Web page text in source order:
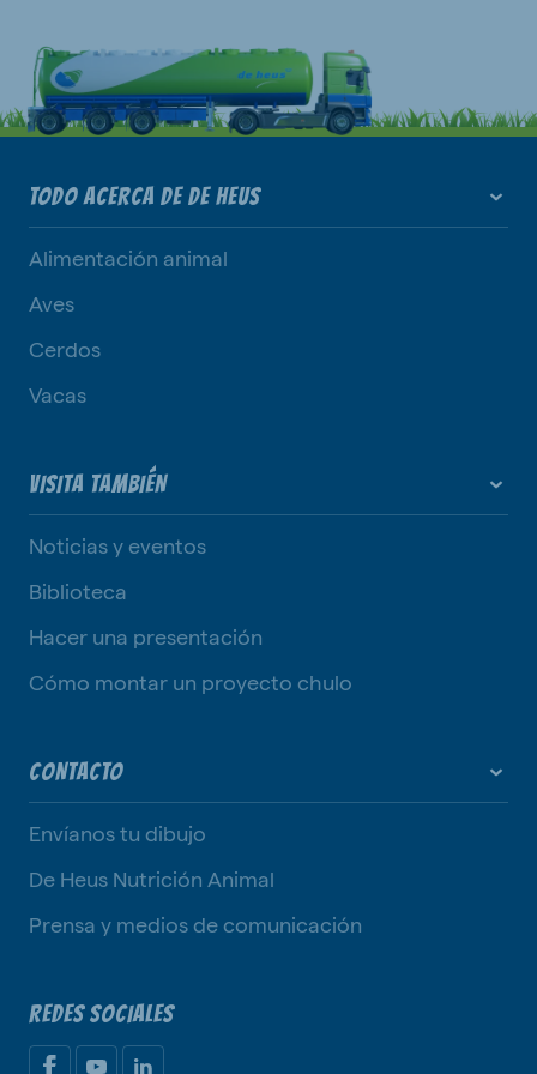
TODO ACERCA DE DE HEUS
Alimentación animal
Aves
Cerdos
Vacas
VISITA TAMBIÉN
Noticias y eventos
Biblioteca
Hacer una presentación
Cómo montar un proyecto chulo
CONTACTO
Envíanos tu dibujo
De Heus Nutrición Animal
Prensa y medios de comunicación
REDES SOCIALES